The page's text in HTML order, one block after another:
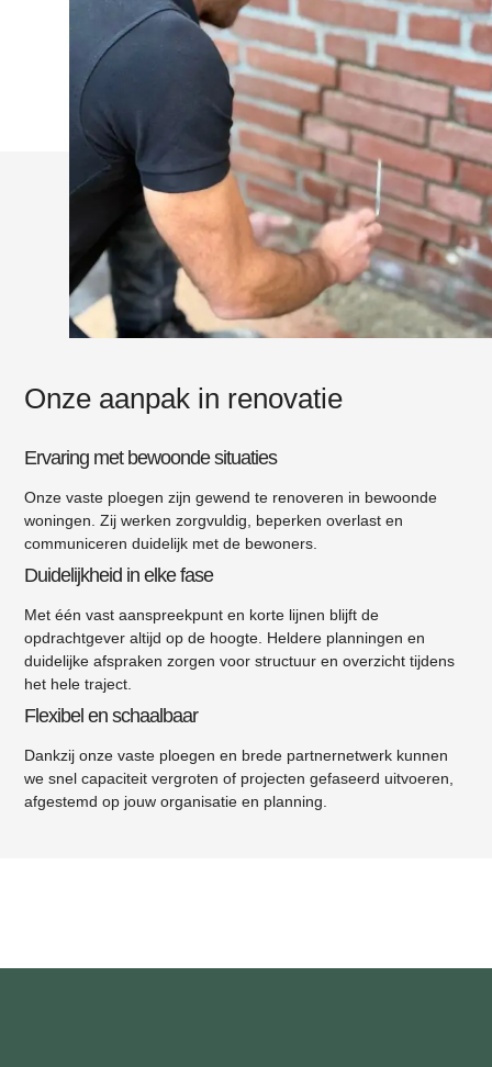
Onze aanpak in renovatie​
Ervaring met bewoonde situaties
Onze vaste ploegen zijn gewend te renoveren in bewoonde
woningen. Zij werken zorgvuldig, beperken overlast en
communiceren duidelijk met de bewoners.
Duidelijkheid in elke fase
Met één vast aanspreekpunt en korte lijnen blijft de
opdrachtgever altijd op de hoogte. Heldere planningen en
duidelijke afspraken zorgen voor structuur en overzicht tijdens
het hele traject.
Flexibel en schaalbaar
Dankzij onze vaste ploegen en brede partnernetwerk kunnen
we snel capaciteit vergroten of projecten gefaseerd uitvoeren,
afgestemd op jouw organisatie en planning.